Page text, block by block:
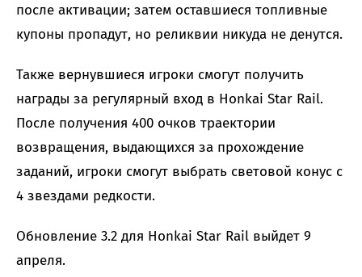
после активации; затем оставшиеся топливные
купоны пропадут, но реликвии никуда не денутся.
Также вернувшиеся игроки смогут получить
награды за регулярный вход в Honkai Star Rail.
После получения 400 очков траектории
возвращения, выдающихся за прохождение
заданий, игроки смогут выбрать световой конус с
4 звездами редкости.
Обновление 3.2 для Honkai Star Rail выйдет 9
апреля.